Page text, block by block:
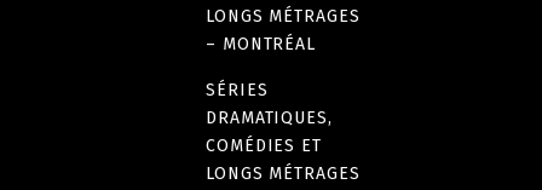
LONGS MÉTRAGES
– MONTRÉAL
SÉRIES
DRAMATIQUES,
COMÉDIES ET
LONGS MÉTRAGES
Pestacle